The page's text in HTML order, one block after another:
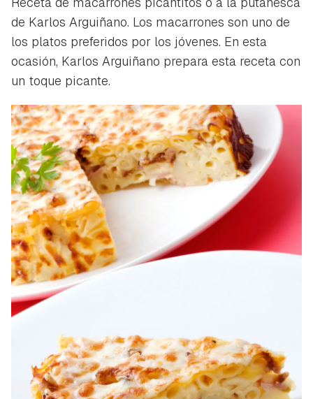
de Karlos Arguiñano. Los macarrones son uno de
los platos preferidos por los jóvenes. En esta
ocasión, Karlos Arguiñano prepara esta receta con
un toque picante.